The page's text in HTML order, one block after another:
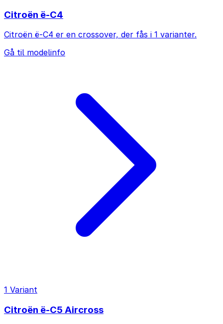
Citroën ë-C4
Citroën ë-C4 er en crossover, der fås i 1 varianter.
Gå til modelinfo
1 Variant
Citroën ë-C5 Aircross